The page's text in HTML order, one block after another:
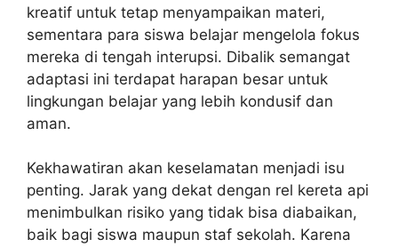
kreatif untuk tetap menyampaikan materi,
sementara para siswa belajar mengelola fokus
mereka di tengah interupsi. Dibalik semangat
adaptasi ini terdapat harapan besar untuk
lingkungan belajar yang lebih kondusif dan
aman.
Kekhawatiran akan keselamatan menjadi isu
penting. Jarak yang dekat dengan rel kereta api
menimbulkan risiko yang tidak bisa diabaikan,
baik bagi siswa maupun staf sekolah. Karena